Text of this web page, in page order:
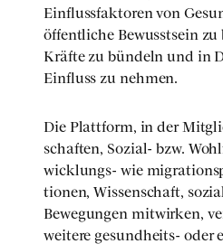
Ein­fluss­fak­to­ren von
öffent­li­che Bewusst­sein
Kräf­te zu bün­deln und in
Ein­fluss zu neh­men.
Die Platt­form, in der
schaf­ten, Sozi­al- bzw.
wick­lungs- wie
tio­nen, Wis­sen­schaft,
Bewe­gun­gen mit­wir­ken,
wei­te­re gesund­heits-